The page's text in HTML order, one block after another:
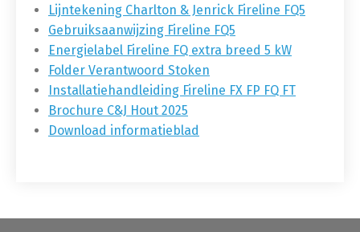
Lijntekening Charlton & Jenrick Fireline FQ5
Gebruiksaanwijzing Fireline FQ5
Energielabel Fireline FQ extra breed 5 kW
Folder Verantwoord Stoken
Installatiehandleiding Fireline FX FP FQ FT
Brochure C&J Hout 2025
Download informatieblad